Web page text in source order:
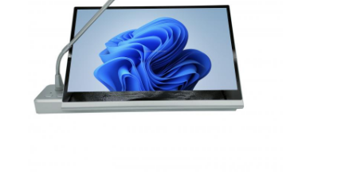
Coupe d'alimentation en retrait
Socket d'extension en retrait
Sockets de prise de tour